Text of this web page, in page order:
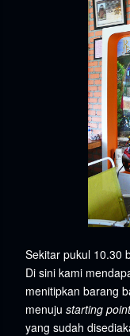
Sekitar pukul 10.30
Di sini kami
menitipkan barang
menuju starting point
yang sudah